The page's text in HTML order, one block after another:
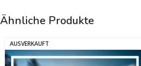
Ähnliche Produkte
AUSVERKAUFT